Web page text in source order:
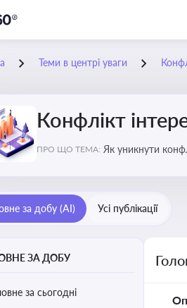
Теми в центрі уваги
Конфлікт
ПРО ЩО ТЕМА: Як уникнути
за добу (AI) Усі публікації
ЗА ДОБУ
за сьогодні